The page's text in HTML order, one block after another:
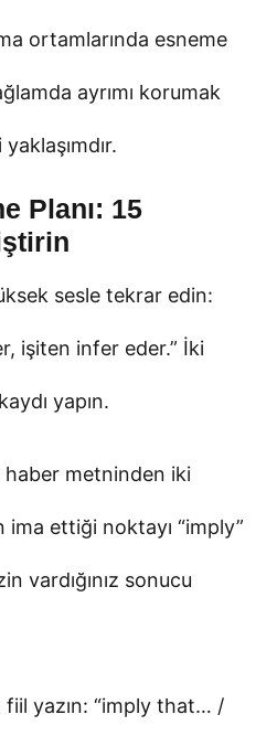
ortamlarında esneme
ayrımı korumak
Planı: 15
sesle tekrar edin:
işiten infer eder.” İki
yapın.
haber metninden iki
ima ettiği noktayı “imply”
vardığınız sonucu
yazın: “imply that… /